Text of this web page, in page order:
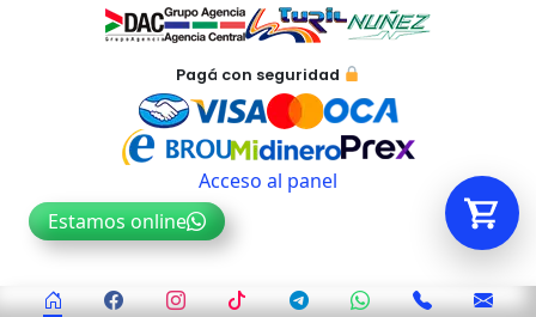
Pagá con seguridad
Estamos online
Acceso al panel